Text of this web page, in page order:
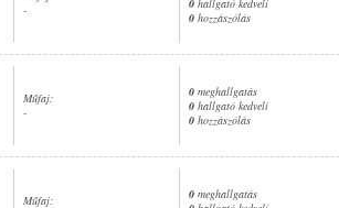
-
0 hozzászólás
Műfaj:
-
0 meghallgatás
0 hallgató kedveli
0 hozzászólás
Műfaj:
0 meghallgatás